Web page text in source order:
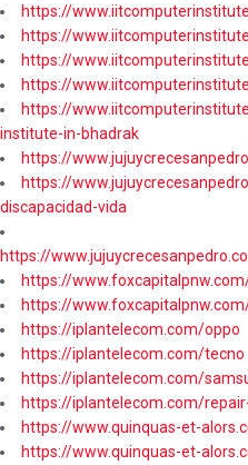
https://
https://
https://
https://
https://
institute-in-bhadrak
https://
https://
discapacidad-vida
https://
https://
https://
https://iplantelecom.com/oppo
https://iplantelecom.com/tecno
https://iplantelecom.com/
https://iplantelecom.com/
https://www.quinquas-et-
https://www.quinquas-et-